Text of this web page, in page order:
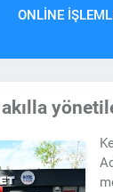
ONLINE